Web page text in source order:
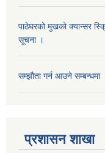
पाठेघरको मुखको क्यान्सर
सूचना ।
सम्झौता गर्न आउने सम्बन्धमा
प्रशासन शाखा